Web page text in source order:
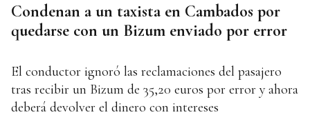
Condenan a un taxista en Cambados por
quedarse con un Bizum enviado por error
El conductor ignoró las reclamaciones del pasajero
tras recibir un Bizum de 35,20 euros por error y ahora
deberá devolver el dinero con intereses